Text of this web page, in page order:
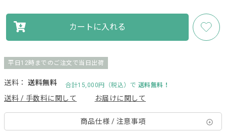
カートに入れる
平日12時までのご注文で当日出荷
送料： 送料無料 合計15,000円（税込）で 送料無料！
送料 / 手数料に関して お届けに関して
商品仕様 / 注意事項